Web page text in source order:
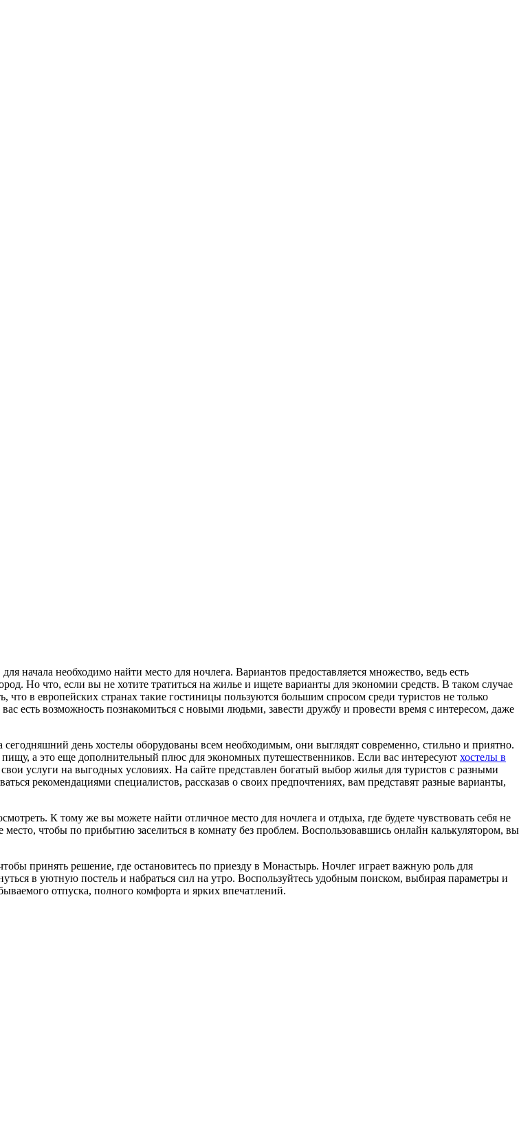
начала необходимо найти место для ночлега. Вариантов предоставляется множество, ведь есть
Но что, если вы не хотите тратиться на жилье и ищете варианты для экономии средств. В таком случае
в европейских странах такие гостиницы пользуются большим спросом среди туристов не только
есть возможность познакомиться с новыми людьми, завести дружбу и провести время с интересом, даже
день хостелы оборудованы всем необходимым, они выглядят современно, стильно и приятно.
пищу, а это еще дополнительный плюс для экономных путешественников. Если вас интересуют хостелы в
услуги на выгодных условиях. На сайте представлен богатый выбор жилья для туристов с разными
рекомендациями специалистов, рассказав о своих предпочтениях, вам представят разные варианты,
К тому же вы можете найти отличное место для ночлега и отдыха, где будете чувствовать себя не
место, чтобы по прибытию заселиться в комнату без проблем. Воспользовавшись онлайн калькулятором, вы
принять решение, где остановитесь по приезду в Монастырь. Ночлег играет важную роль для
в уютную постель и набраться сил на утро. Воспользуйтесь удобным поиском, выбирая параметры и
отпуска, полного комфорта и ярких впечатлений.